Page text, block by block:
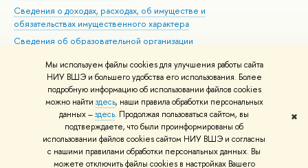
Мы используем файлы cookies для улучшения работы сайта
НИУ ВШЭ и большего удобства его использования. Более
подробную информацию об использовании файлов cookies
можно найти здесь, наши правила обработки персональных
данных –здесь. Продолжая пользоваться сайтом, вы
подтверждаете, что были проинформированы о
использовании файлов cookies сайтом НИУ ВШЭ и согласны
с нашими правилами обработки персональных данных. Вы
можете отключить файлы cookies в настройках Вашего
✖
Сведения о доходах, расходах, об имуществе и
обязательствах имущественного характера
Сведения об образовательной организации
Людям с ограниченными возможностями здоровья
Единая платежная страница
Работа в Вышке
© НИУ ВШЭ 1993–2026 Адреса и контакты Условия использования
материало Политика конфиденциальности Карта сайта
Шрифты HSE Sans и HSE Slab разработаныШколе дизайна НИУ ВШЭ